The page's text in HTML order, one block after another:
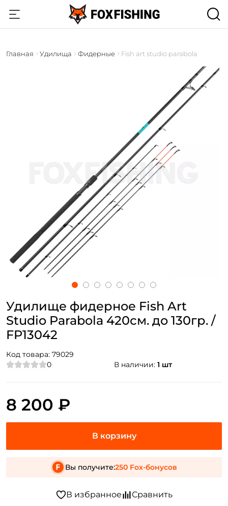
Главная Удилища Фидерные Fish art studio parabola
Удилище фидерное Fish Art
Studio Parabola 420см. до 130гр. /
FP13042
Код товара: 79029
0
В наличии: 1 шт
8 200 ₽
Вы получите:250 Fox-бонусов